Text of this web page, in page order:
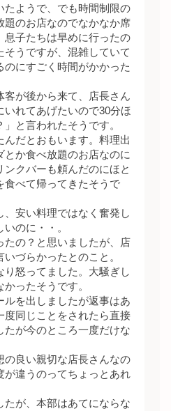
たようで、でも時間制限の
題のお店なのでなかなか席
息子たちは早めに行ったの
そうですが、混雑していて
のにすごく時間がかかった
客が後から来て、店長さん
いれてあげたいので30分ほ
と言われたそうです。
だとおもいます。料理出
か食べ放題のお店なのに
クバーも頼んだのにほと
食べて帰ってきたそうで
安い料理ではなく奮発し
のに・・。
たの？と思いましたが、店
づらかったとのこと。
り怒ってました。大騒ぎし
ったそうです。
ルを出しましたが返事はあ
度同じことをされたら直接
たが今のところ一度だけな
の良い親切な店長さんなの
が違うのってちょっとあれ
たが、本部はあてにならな